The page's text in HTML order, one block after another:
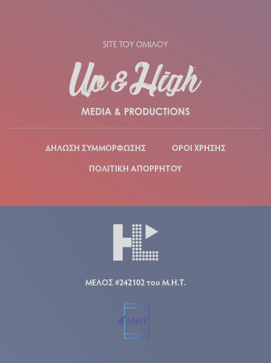
SITE ΤΟΥ ΟΜΙΛΟΥ
ΔΗΛΩΣΗ ΣΥΜΜΟΡΦΩΣΗΣ
ΟΡΟΙ ΧΡΗΣΗΣ
ΠΟΛΙΤΙΚΗ ΑΠΟΡΡΗΤΟΥ
ΜΕΛΟΣ #242102 του Μ.Η.Τ.